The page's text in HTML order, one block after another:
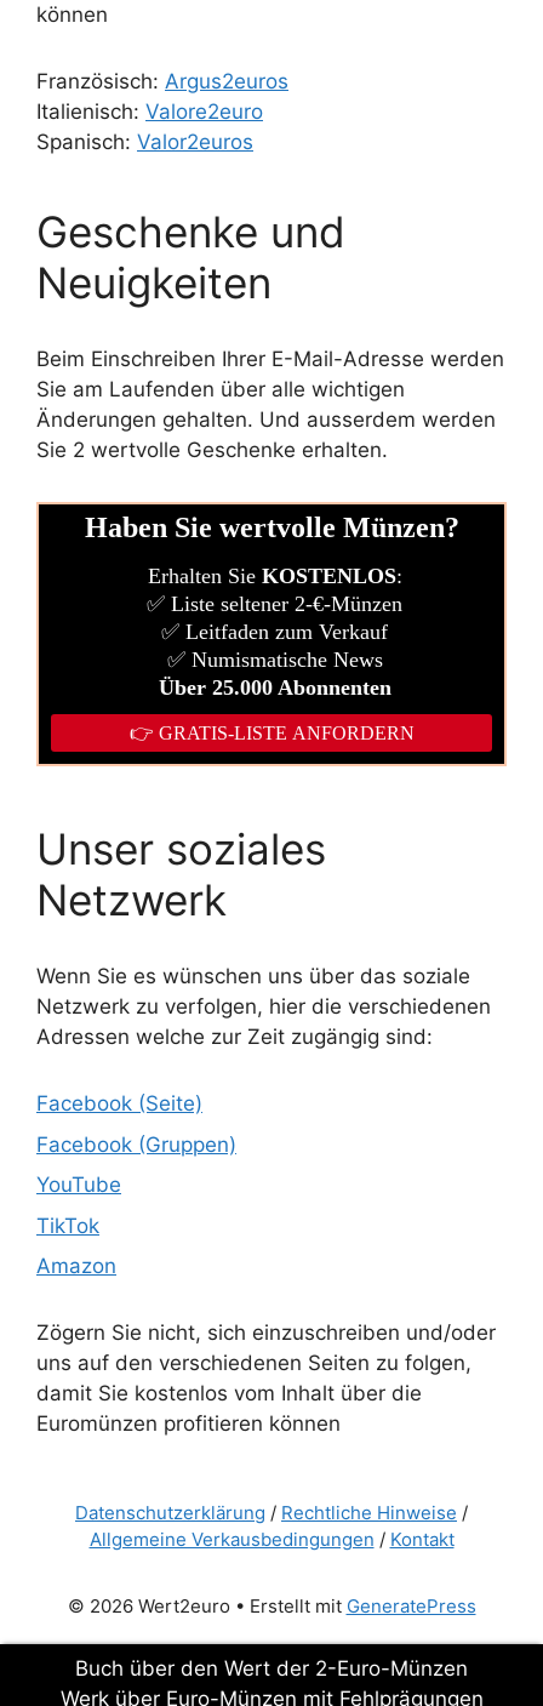
können
Französisch: Argus2euros
Italienisch: Valore2euro
Spanisch: Valor2euros
Geschenke und
Neuigkeiten
Beim Einschreiben Ihrer E-Mail-Adresse werden
Sie am Laufenden über alle wichtigen
Änderungen gehalten. Und ausserdem werden
Sie 2 wertvolle Geschenke erhalten.
Unser soziales
Netzwerk
Wenn Sie es wünschen uns über das soziale
Netzwerk zu verfolgen, hier die verschiedenen
Adressen welche zur Zeit zugängig sind:
Facebook (Seite)
Facebook (Gruppen)
YouTube
TikTok
Amazon
Zögern Sie nicht, sich einzuschreiben und/oder
uns auf den verschiedenen Seiten zu folgen,
damit Sie kostenlos vom Inhalt über die
Euromünzen profitieren können
Datenschutzerklärung / Rechtliche Hinweise /
Allgemeine Verkausbedingungen / Kontakt
© 2026 Wert2euro • Erstellt mit GeneratePress
Buch über den Wert der 2-Euro-Münzen
Werk über Euro-Münzen mit Fehlprägungen